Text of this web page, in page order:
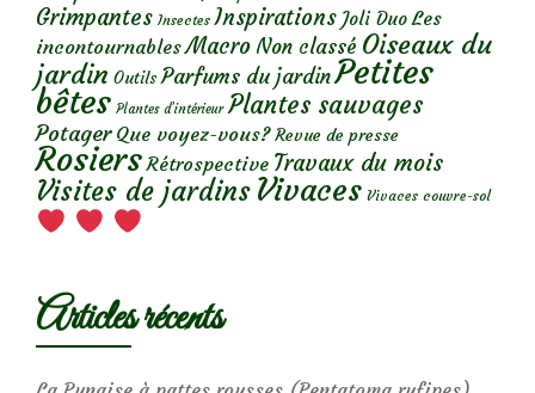
Grimpantes Insectes Inspirations Joli Duo Les
incontournables Macro Non classé Oiseaux du
jardin Outils Parfums du jardinPetites
bêtes Plantes d’intérieur Plantes sauvages
Potager Que voyez-vous? Revue de presse
Rosiers Rétrospective Travaux du mois
Visites de jardins Vivaces Vivaces couvre-sol
Articles récents